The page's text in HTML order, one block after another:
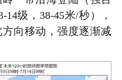
对台风影响，加快水蜜
萄等夏季水果的采收进
拣、包装和物流配送，
组织协同联动，组织农技
14级，38-45米/秒），
向移动，强度逐渐减